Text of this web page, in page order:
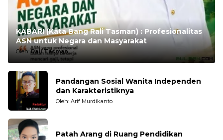
KABARI (Kata Bang Rali Tasman) : Profesionalitas
ASN untuk Negara dan Masyarakat
Oleh:Rali Tasman
Pandangan Sosial Wanita Independen
dan Karakteristiknya
Oleh: Arif Murdikanto
Patah Arang di Ruang Pendidikan